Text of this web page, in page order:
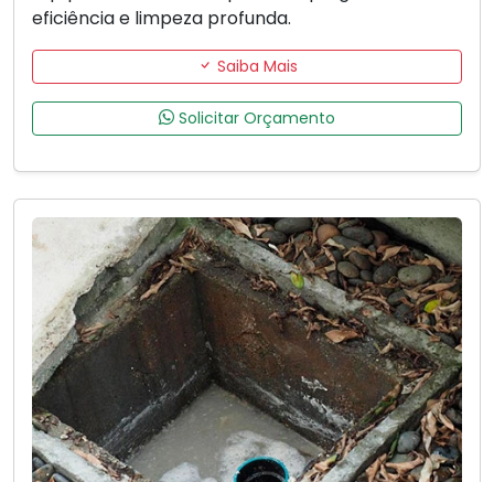
eficiência e limpeza profunda.
Saiba Mais
Solicitar Orçamento